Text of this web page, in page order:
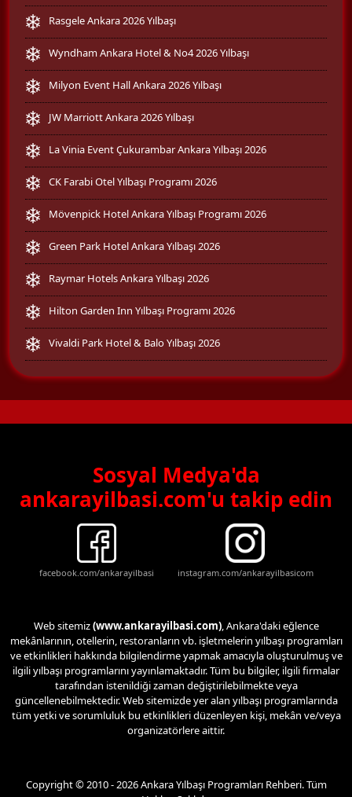
Rasgele Ankara 2026 Yılbaşı
Wyndham Ankara Hotel & No4 2026 Yılbaşı
Milyon Event Hall Ankara 2026 Yılbaşı
JW Marriott Ankara 2026 Yılbaşı
La Vinia Event Çukurambar Ankara Yılbaşı 2026
CK Farabi Otel Yılbaşı Programı 2026
Mövenpick Hotel Ankara Yılbaşı Programı 2026
Green Park Hotel Ankara Yılbaşı 2026
Raymar Hotels Ankara Yılbaşı 2026
Hilton Garden Inn Yılbaşı Programı 2026
Vivaldi Park Hotel & Balo Yılbaşı 2026
Sosyal Medya'da
ankarayilbasi.com'u takip edin
facebook.com/ankarayilbasi instagram.com/ankarayilbasicom
Web sitemiz(www.ankarayilbasi.com), Ankara'daki eğlence
mekânlarının, otellerin, restoranların vb. işletmelerin yılbaşı programları
ve etkinlikleri hakkında bilgilendirme yapmak amacıyla oluşturulmuş ve
ilgili yılbaşı programlarını yayınlamaktadır. Tüm bu bilgiler, ilgili firmalar
tarafından istenildiği zaman değiştirilebilmekte veya
güncellenebilmektedir. Web sitemizde yer alan yılbaşı programlarında
tüm yetki ve sorumluluk bu etkinlikleri düzenleyen kişi, mekân ve/veya
organizatörlere aittir.
Copyright © 2010 - 2026 Ankara Yılbaşı Programları Rehberi. Tüm